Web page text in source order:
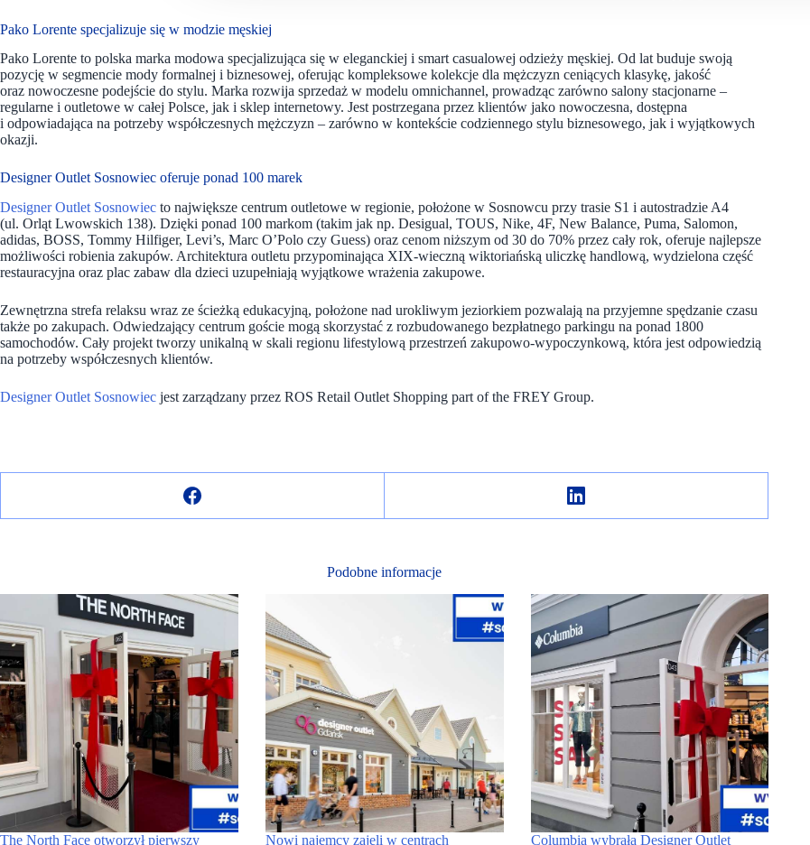
Pako Lorente specjalizuje się w modzie męskiej
Pako Lorente to polska marka modowa specjalizująca się w eleganckiej i smart casualowej odzieży męskiej. Od lat buduje swoją
pozycję w segmencie mody formalnej i biznesowej, oferując kompleksowe kolekcje dla mężczyzn ceniących klasykę, jakość
oraz nowoczesne podejście do stylu. Marka rozwija sprzedaż w modelu omnichannel, prowadząc zarówno salony stacjonarne –
regularne i outletowe w całej Polsce, jak i sklep internetowy. Jest postrzegana przez klientów jako nowoczesna, dostępna
i odpowiadająca na potrzeby współczesnych mężczyzn – zarówno w kontekście codziennego stylu biznesowego, jak i wyjątkowych
okazji.
Designer Outlet Sosnowiec oferuje ponad 100 marek
Designer Outlet Sosnowiec to największe centrum outletowe w regionie, położone w Sosnowcu przy trasie S1 i autostradzie A4
(ul. Orląt Lwowskich 138). Dzięki ponad 100 markom (takim jak np. Desigual, TOUS, Nike, 4F, New Balance, Puma, Salomon,
adidas, BOSS, Tommy Hilfiger, Levi’s, Marc O’Polo czy Guess) oraz cenom niższym od 30 do 70% przez cały rok, oferuje najlepsze
możliwości robienia zakupów. Architektura outletu przypominająca XIX-wieczną wiktoriańską uliczkę handlową, wydzielona część
restauracyjna oraz plac zabaw dla dzieci uzupełniają wyjątkowe wrażenia zakupowe.
Zewnętrzna strefa relaksu wraz ze ścieżką edukacyjną, położone nad urokliwym jeziorkiem pozwalają na przyjemne spędzanie czasu
także po zakupach. Odwiedzający centrum goście mogą skorzystać z rozbudowanego bezpłatnego parkingu na ponad 1800
samochodów. Cały projekt tworzy unikalną w skali regionu lifestylową przestrzeń zakupowo-wypoczynkową, która jest odpowiedzią
na potrzeby współczesnych klientów.
Designer Outlet Sosnowiec jest zarządzany przez ROS Retail Outlet Shopping part of the FREY Group.
Podobne informacje
The North Face otworzył pierwszy Nowi najemcy zajęli w centrach Columbia wybrała Designer Outlet